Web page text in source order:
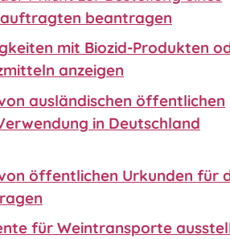
beantragen
mit Biozid-Produkten
anzeigen
ausländischen öffentlichen
in Deutschland
öffentlichen Urkunden für
für Weintransporte